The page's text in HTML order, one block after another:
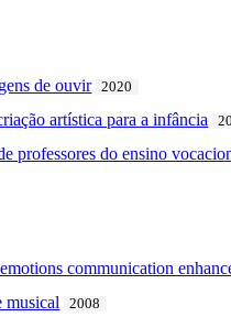
de ouvir 2020
artística para a infância
professores do ensino
communication
musical 2008